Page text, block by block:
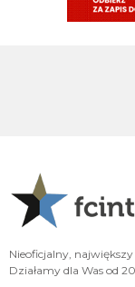
Hehe 😁
FENDI_SOSA
Nieoficjalny,
Działamy dla Was od